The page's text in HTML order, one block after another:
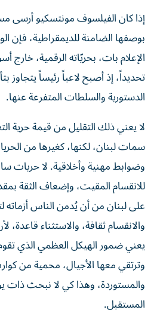
إذا كان الفيلسوف مونتسكيو أرسى
بوصفها الضامنة للديمقراطية، فإن
الإعلام بات، بحريّاته الرقمية، خارج
تحديداً، إذ أصبح لاعباً رئيساً يتجاوز
الدستورية والسلطات المتفرعة عنها.
لا يعني ذلك التقليل من قيمة حرية
سمات لبنان، لكنها، كغيرها من
وضوابط مهنية وأخلاقية. لا حريات
للانقسام المقيت، وإضعاف الثقة
على لبنان من أن يُدمن الناس أزماته
والانقسام ثقافة، والاستثناء قاعدة،
يعني ضمور الهيكل العظمي الذي
وترتقي معها الأجيال، محمية من
والمستوردة، وهذا كي لا نبحث ذات
المستقبل.